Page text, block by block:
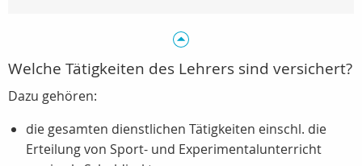
Welche Tätigkeiten des Lehrers sind versichert?
Dazu gehören:
die gesamten dienstlichen Tätigkeiten einschl. die
Erteilung von Sport- und Experimentalunterricht